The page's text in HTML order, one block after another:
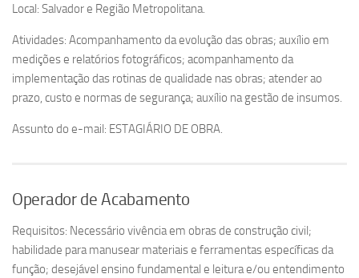
Local: Salvador e Região Metropolitana.
Atividades: Acompanhamento da evolução das obras; auxílio em
medições e relatórios fotográficos; acompanhamento da
implementação das rotinas de qualidade nas obras; atender ao
prazo, custo e normas de segurança; auxílio na gestão de insumos.
Assunto do e-mail: ESTAGIÁRIO DE OBRA.
Operador de Acabamento
Requisitos: Necessário vivência em obras de construção civil;
habilidade para manusear materiais e ferramentas específicas da
função; desejável ensino fundamental e leitura e/ou entendimento